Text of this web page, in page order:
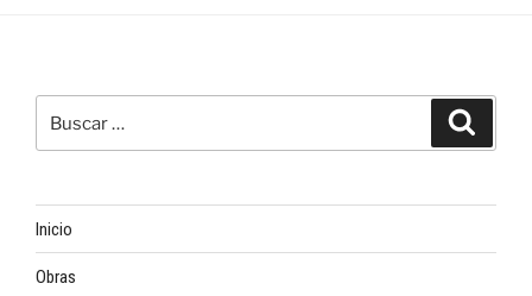
por:
Inicio
Obras